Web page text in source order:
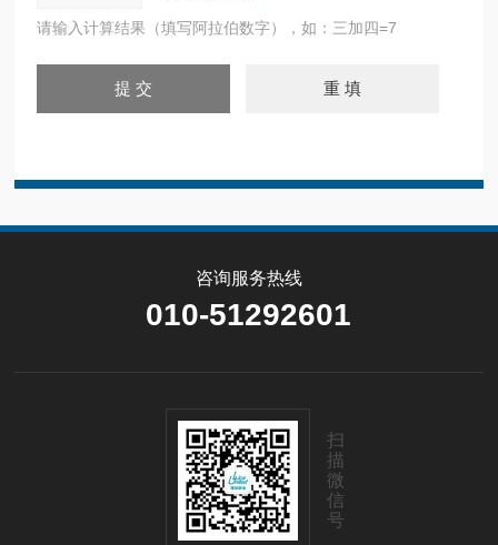
请输入计算结果（填写阿拉伯数字），如：三加四=7
咨询服务热线
010-51292601
扫
描
微
信
号